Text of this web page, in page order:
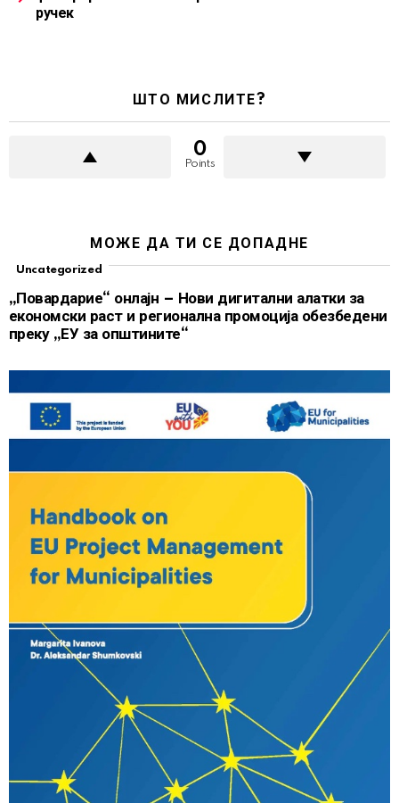
ручек
ШТО МИСЛИТЕ?
0
Points
МОЖЕ ДА ТИ СЕ ДОПАДНЕ
Uncategorized
„Повардарие“ онлајн – Нови дигитални алатки за
економски раст и регионална промоција обезбедени
преку „ЕУ за општините“